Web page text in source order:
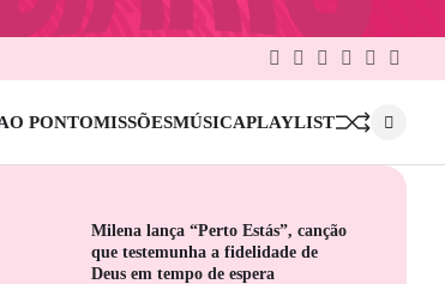
Facebook
Twitter
Google
Linkedin
Pinterest
PONTOMISSÕESMÚSICAPLAYLIST
Milena lança “Perto Estás”, canção
que testemunha a fidelidade de
Deus em tempo de espera